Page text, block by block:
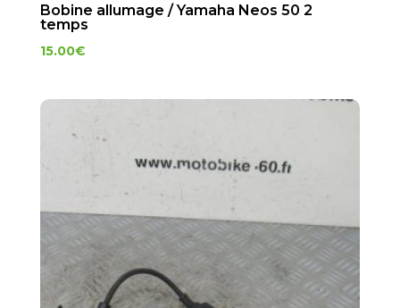
Bobine allumage / Yamaha Neos 50 2
temps
15.00€